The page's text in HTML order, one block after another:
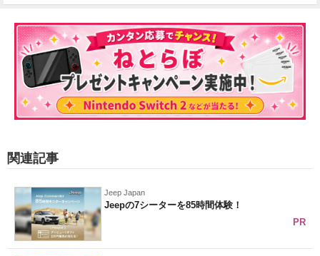
関連記事
Jeep Japan
Jeepの7シーターを85時間体験！
PR